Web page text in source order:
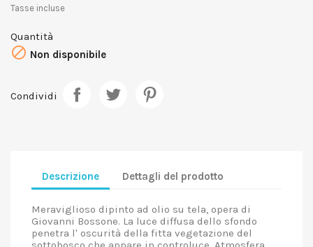
Tasse incluse
Quantità
 Non disponibile
Condividi
Descrizione Dettagli del prodotto
Meraviglioso dipinto ad olio su tela, opera di
Giovanni Bossone. La luce diffusa dello sfondo
penetra l' oscurità della fitta vegetazione del